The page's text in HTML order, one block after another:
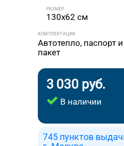
РАЗМЕР
130x62 см
КОМПЛЕКТАЦИЯ
Автотепло, паспорт
пакет
3 030 руб.
В наличии
745 пунктов